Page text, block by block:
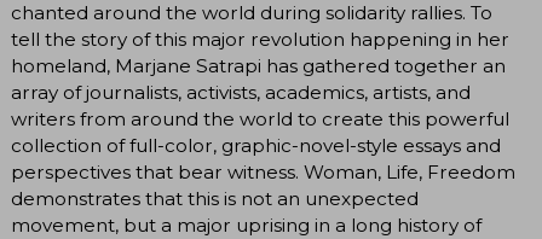
chanted around the world during solidarity rallies. To
tell the story of this major revolution happening in her
homeland, Marjane Satrapi has gathered together an
array of journalists, activists, academics, artists, and
writers from around the world to create this powerful
collection of full-color, graphic-novel-style essays and
perspectives that bear witness. Woman, Life, Freedom
demonstrates that this is not an unexpected
movement, but a major uprising in a long history of